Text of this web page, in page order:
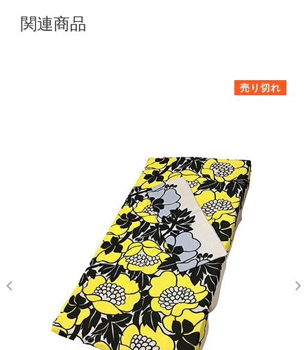
関連商品
売り切れ